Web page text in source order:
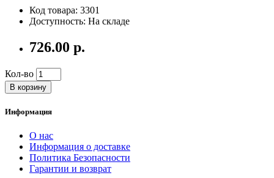
Код товара: 3301
Доступность: На складе
726.00 р.
Кол-во
В корзину
Информация
О нас
Информация о доставке
Политика Безопасности
Гарантии и возврат